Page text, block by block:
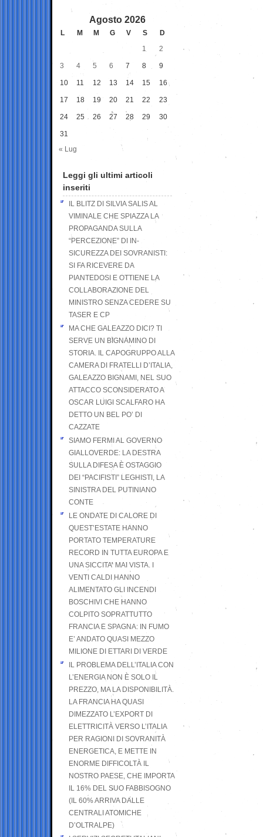
Agosto 2026
L M M G V S
D
1
2
3 4 5 6 7 8 9
10 11 12 13 14 15 16
17 18 19 20 21 22 23
24 25 26 27 28 29 30
31
« Lug
Leggi gli ultimi articoli
inseriti
IL BLITZ DI SILVIA SALIS AL
VIMINALE CHE SPIAZZA LA
PROPAGANDA SULLA
“PERCEZIONE” DI IN-
SICUREZZA DEI SOVRANISTI:
SI FA RICEVERE DA
PIANTEDOSI E OTTIENE LA
COLLABORAZIONE DEL
MINISTRO SENZA CEDERE SU
TASER E CP
MA CHE GALEAZZO DICI? TI
SERVE UN BIGNAMINO DI
STORIA. IL CAPOGRUPPO ALLA
CAMERA DI FRATELLI D’ITALIA,
GALEAZZO BIGNAMI, NEL SUO
ATTACCO SCONSIDERATO A
OSCAR LUIGI SCALFARO HA
DETTO UN BEL PO’ DI
CAZZATE
SIAMO FERMI AL GOVERNO
GIALLOVERDE: LA DESTRA
SULLA DIFESA È OSTAGGIO
DEI “PACIFISTI” LEGHISTI, LA
SINISTRA DEL PUTINIANO
CONTE
LE ONDATE DI CALORE DI
QUEST’ESTATE HANNO
PORTATO TEMPERATURE
RECORD IN TUTTA EUROPA E
UNA SICCITA’ MAI VISTA. I
VENTI CALDI HANNO
ALIMENTATO GLI INCENDI
BOSCHIVI CHE HANNO
COLPITO SOPRATTUTTO
FRANCIA E SPAGNA: IN FUMO
E’ ANDATO QUASI MEZZO
MILIONE DI ETTARI DI VERDE
IL PROBLEMA DELL’ITALIA CON
L’ENERGIA NON È SOLO IL
PREZZO, MA LA DISPONIBILITÀ.
LA FRANCIA HA QUASI
DIMEZZATO L’EXPORT DI
ELETTRICITÀ VERSO L’ITALIA
PER RAGIONI DI SOVRANITÀ
ENERGETICA, E METTE IN
ENORME DIFFICOLTÀ IL
NOSTRO PAESE, CHE IMPORTA
IL 16% DEL SUO FABBISOGNO
(IL 60% ARRIVA DALLE
CENTRALI ATOMICHE
D’OLTRALPE)